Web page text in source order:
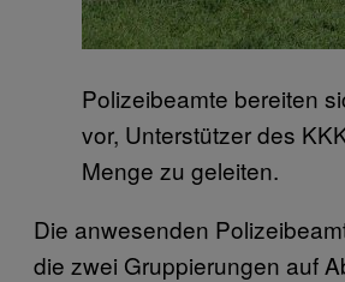
Polizeibeamte bereiten
vor, Unterstützer des
Menge zu geleiten.
Die anwesenden
die zwei Gruppierungen auf